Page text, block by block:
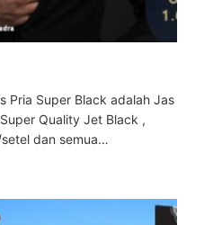
Pria Super Black adalah Jas
Quality Jet Black ,
dan semua…